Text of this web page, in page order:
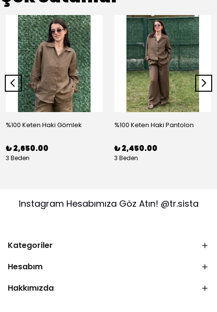
%100 Keten Haki Gömlek
₺ 2,650.00
3 Beden
%100 Keten Haki Pantolon
₺ 2,450.00
3 Beden
Instagram Hesabımıza Göz Atın! @tr.sista
Kategoriler
Hesabım
Hakkımızda